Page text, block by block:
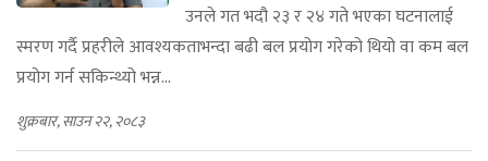
उनले गत भदौ २३ र २४ गते भएका घटनालाई
स्मरण गर्दै प्रहरीले आवश्यकताभन्दा बढी बल प्रयोग गरेको थियो वा कम बल
प्रयोग गर्न सकिन्थ्यो भन्न...
शुक्रबार, साउन २२, २०८३